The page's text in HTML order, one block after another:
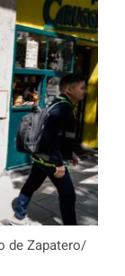
de Zapatero/